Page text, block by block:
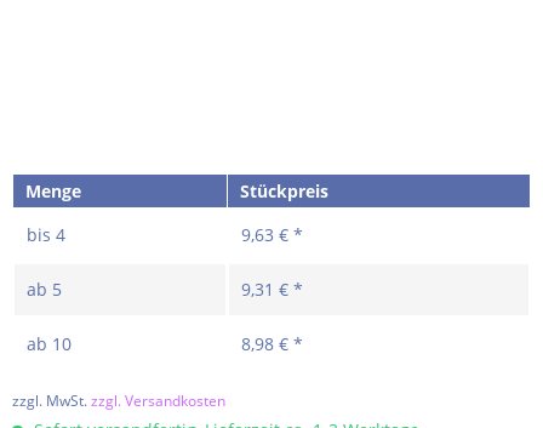
Menge
Stückpreis
bis 4 9,63 € *
ab 5 9,31 € *
ab 10 8,98 € *
zzgl. MwSt.zzgl. Versandkosten